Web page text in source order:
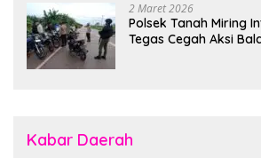
2 Maret 2026
Polsek Tanah Miring
Tegas Cegah Aksi
Kabar Daerah